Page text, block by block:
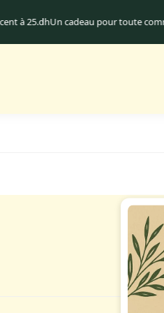
à 25.dhUn cadeau pour toute